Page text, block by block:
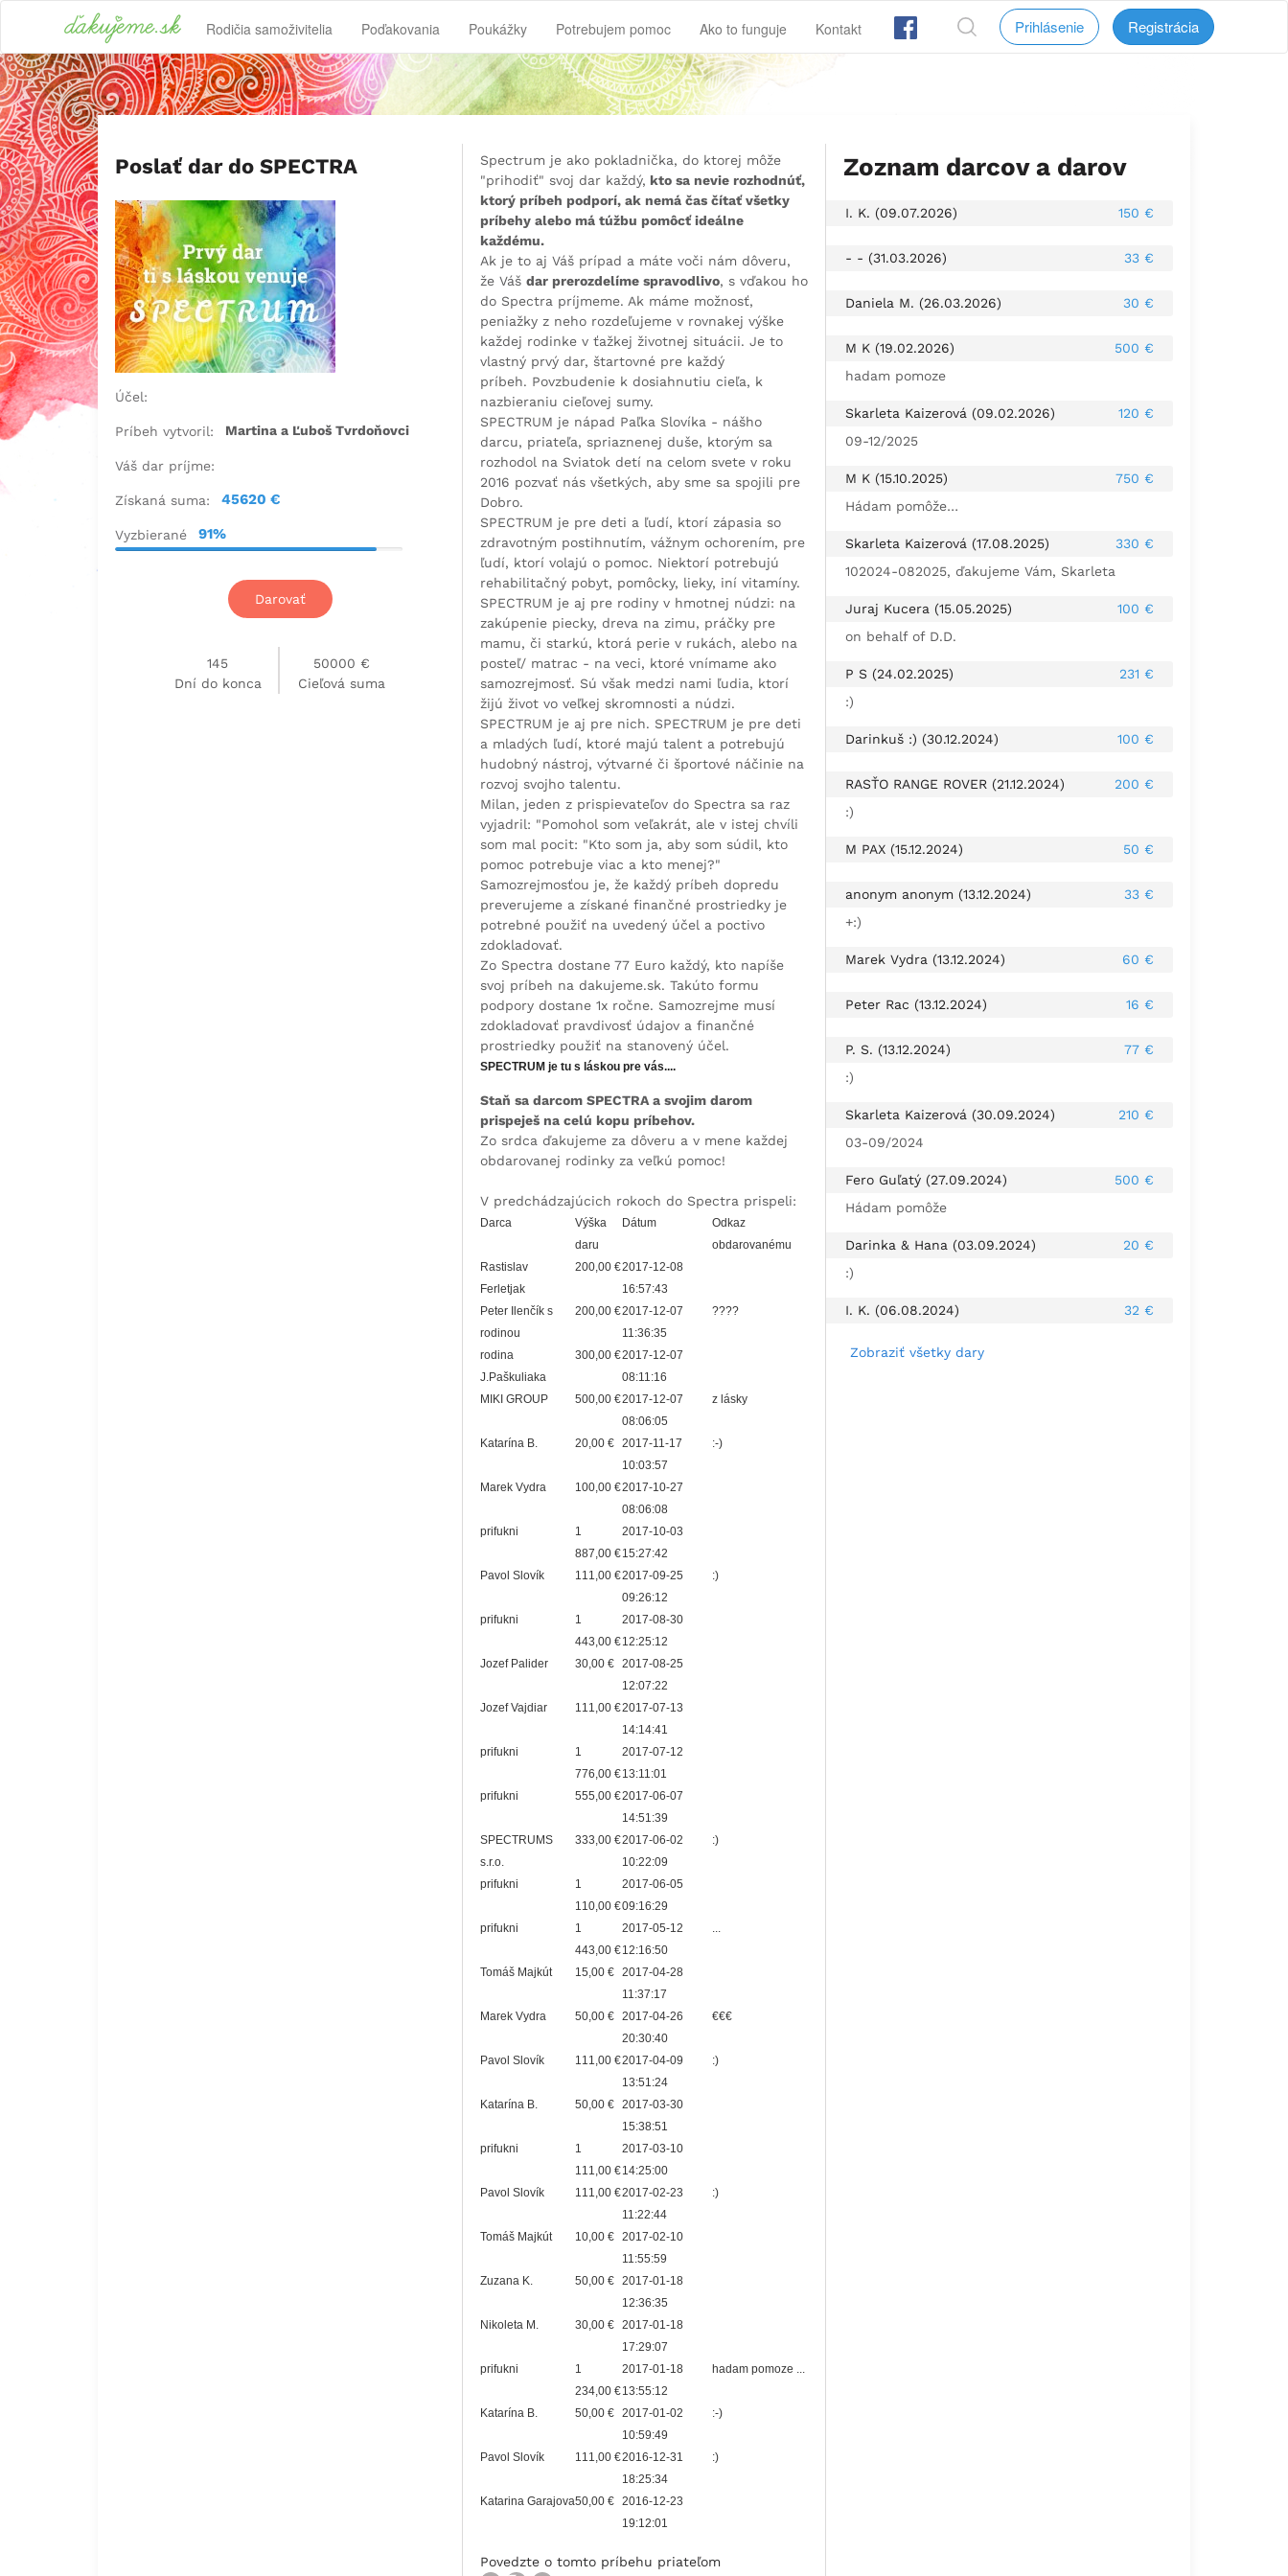
Rodičia samoživitelia Poďakovania Poukážky Potrebujem pomoc Ako to funguje Kontakt Prihlásenie Registrácia
Poslať dar do SPECTRA
Účel:
Príbeh vytvoril: Martina a Ľuboš Tvrdoňovci
Váš dar príjme:
Získaná suma: 45620 €
Vyzbierané 91%
Darovať
145
Dní do konca
50000 €
Cieľová suma
Spectrum je ako pokladnička, do ktorej môže
"prihodiť" svoj dar každý, kto sa nevie rozhodnúť,
ktorý príbeh podporí, ak nemá čas čítať všetky
príbehy alebo má túžbu pomôcť ideálne
každému.
Ak je to aj Váš prípad a máte voči nám dôveru,
že Váš dar prerozdelíme spravodlivo, s vďakou ho
do Spectra príjmeme. Ak máme možnosť,
peniažky z neho rozdeľujeme v rovnakej výške
každej rodinke v ťažkej životnej situácii. Je to
vlastný prvý dar, štartovné pre každý
príbeh. Povzbudenie k dosiahnutiu cieľa, k
nazbieraniu cieľovej sumy.
SPECTRUM je nápad Paľka Slovíka - nášho
darcu, priateľa, spriaznenej duše, ktorým sa
rozhodol na Sviatok detí na celom svete v roku
2016 pozvať nás všetkých, aby sme sa spojili pre
Dobro.
SPECTRUM je pre deti a ľudí, ktorí zápasia so
zdravotným postihnutím, vážnym ochorením, pre
ľudí, ktorí volajú o pomoc. Niektorí potrebujú
rehabilitačný pobyt, pomôcky, lieky, iní vitamíny.
SPECTRUM je aj pre rodiny v hmotnej núdzi: na
zakúpenie piecky, dreva na zimu, práčky pre
mamu, či starkú, ktorá perie v rukách, alebo na
posteľ/ matrac - na veci, ktoré vnímame ako
samozrejmosť. Sú však medzi nami ľudia, ktorí
žijú život vo veľkej skromnosti a núdzi.
SPECTRUM je aj pre nich. SPECTRUM je pre deti
a mladých ľudí, ktoré majú talent a potrebujú
hudobný nástroj, výtvarné či športové náčinie na
rozvoj svojho talentu.
Milan, jeden z prispievateľov do Spectra sa raz
vyjadril: "Pomohol som veľakrát, ale v istej chvíli
som mal pocit: "Kto som ja, aby som súdil, kto
pomoc potrebuje viac a kto menej?"
Samozrejmosťou je, že každý príbeh dopredu
preverujeme a získané finančné prostriedky je
potrebné použiť na uvedený účel a poctivo
zdokladovať.
Zo Spectra dostane 77 Euro každý, kto napíše
svoj príbeh na dakujeme.sk. Takúto formu
podpory dostane 1x ročne. Samozrejme musí
zdokladovať pravdivosť údajov a finančné
prostriedky použiť na stanovený účel.
SPECTRUM je tu s láskou pre vás....
Staň sa darcom SPECTRA a svojim darom
prispeješ na celú kopu príbehov.
Zo srdca ďakujeme za dôveru a v mene každej
obdarovanej rodinky za veľkú pomoc!
V predchádzajúcich rokoch do Spectra prispeli:
Darca
Výška
daru
Dátum
Odkaz
obdarovanému
Rastislav
Ferletjak
200,00 €2017-12-08
16:57:43
Peter Ilenčík s
rodinou
200,00 €2017-12-07
11:36:35
????
rodina
J.Paškuliaka
300,00 €2017-12-07
08:11:16
MIKI GROUP
500,00 €2017-12-07
08:06:05
z lásky
Katarína B. 20,00 € 2017-11-17
10:03:57
:-)
Marek Vydra 100,00 €2017-10-27
08:06:08
prifukni
1
887,00 €
2017-10-03
15:27:42
Pavol Slovík
111,00 €2017-09-25
09:26:12
:)
prifukni
1
443,00 €
2017-08-30
12:25:12
Jozef Palider
30,00 € 2017-08-25
12:07:22
Jozef Vajdiar
111,00 €2017-07-13
14:14:41
prifukni
1
776,00 €
2017-07-12
13:11:01
prifukni
555,00 €2017-06-07
14:51:39
SPECTRUMS
s.r.o.
333,00 €2017-06-02
10:22:09
:)
prifukni
1
110,00 €
2017-06-05
09:16:29
prifukni
1
443,00 €
2017-05-12
12:16:50
...
Tomáš Majkút 15,00 € 2017-04-28
11:37:17
Marek Vydra
50,00 € 2017-04-26
20:30:40
€€€
Pavol Slovík 111,00 €2017-04-09
13:51:24
:)
Katarína B. 50,00 € 2017-03-30
15:38:51
prifukni
1
111,00 €
2017-03-10
14:25:00
Pavol Slovík
111,00 €2017-02-23
11:22:44
:)
Tomáš Majkút 10,00 € 2017-02-10
11:55:59
Zuzana K.
50,00 € 2017-01-18
12:36:35
Nikoleta M.
30,00 € 2017-01-18
17:29:07
prifukni
1
234,00 €
2017-01-18
13:55:12
hadam pomoze ...
Katarína B. 50,00 € 2017-01-02
10:59:49
:-)
Pavol Slovík 111,00 €2016-12-31
18:25:34
:)
Katarina Garajova50,00 € 2016-12-23
19:12:01
Povedzte o tomto príbehu priateľom
Zoznam darcov a darov
I. K. (09.07.2026) 150 €
- - (31.03.2026) 33 €
Daniela M. (26.03.2026) 30 €
M K (19.02.2026)
500 €
hadam pomoze
Skarleta Kaizerová (09.02.2026)
120 €
09-12/2025
M K (15.10.2025)
750 €
Hádam pomôže…
Skarleta Kaizerová (17.08.2025)
330 €
102024-082025, ďakujeme Vám, Skarleta
Juraj Kucera (15.05.2025)
100 €
on behalf of D.D.
P S (24.02.2025)
231 €
:)
Darinkuš :) (30.12.2024) 100 €
RASŤO RANGE ROVER (21.12.2024)
200 €
:)
M PAX (15.12.2024) 50 €
anonym anonym (13.12.2024)
33 €
+:)
Marek Vydra (13.12.2024) 60 €
Peter Rac (13.12.2024) 16 €
P. S. (13.12.2024)
77 €
:)
Skarleta Kaizerová (30.09.2024)
210 €
03-09/2024
Fero Guľatý (27.09.2024)
500 €
Hádam pomôže
Darinka & Hana (03.09.2024)
20 €
:)
I. K. (06.08.2024) 32 €
Zobraziť všetky dary